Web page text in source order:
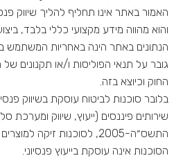
האמור באתר אינו תחליף להליך שיווק
והוא מהווה מידע מקצועי כללי בלבד,
הנתונים באתר הינה באחריות המשתמש
גובר על תנאי הפוליסות ו/או תקנונים של
החוק וכיוצא בזה.
בלובר סוכנות לביטוח עוסקת בשיווק
שירותים פיננסים (ייעוץ, שיווק ומערכת
התשס״ה-2005, לסוכנות זיקה
הסוכנות אינה עוסקת בייעוץ פנסיוני.